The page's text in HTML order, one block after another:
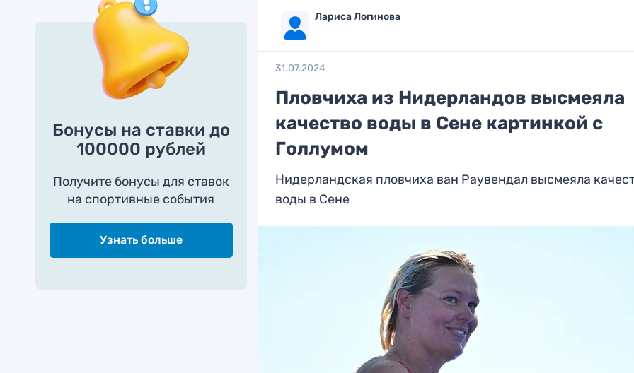
Бонусы на ставки до
100000 рублей
Получите бонусы для ставок
на спортивные события
Узнать больше
Лариса Логинова
31.07.2024
Пловчиха из Нидерландов высмеяла
качество воды в Сене картинкой c
Голлумом
Нидерландская пловчиха ван Раувендал высмеяла
воды в Сене